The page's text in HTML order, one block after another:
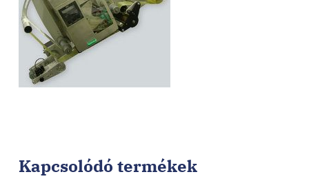
Kapcsolódó termékek